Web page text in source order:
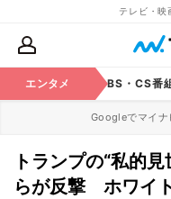
テレビ・映
エンタメ
映画 YouTube BS・CS番
Googleでマイナ
トランプの“私的
らが反撃 ホワイ